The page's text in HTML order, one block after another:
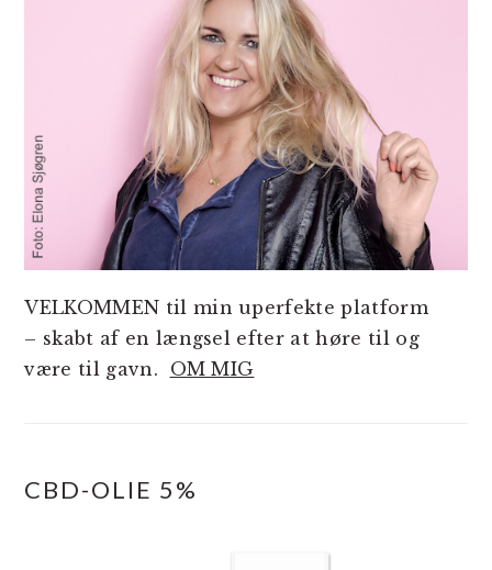
VELKOMMEN til min uperfekte platform
– skabt af en længsel efter at høre til og
være til gavn. OM MIG
CBD-OLIE 5%